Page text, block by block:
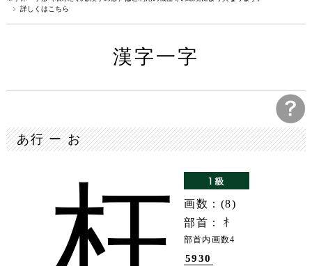
詳しくはこちら
漢字一字
あ行 ー お
画数：(8)
部首：
部首内画数4
5930